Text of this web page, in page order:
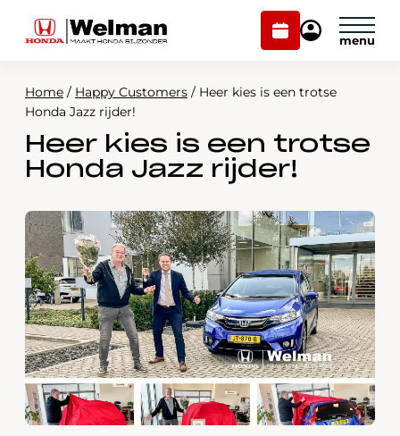
Plan
onderhoud
Mijn
Modellen
Voorraad
Over ons
Webshop
Contact
Plan onderhoud
Home / Happy Customers / Heer kies is een trotse
Honda Jazz rijder!
Heer kies is een trotse
Honda Jazz rijder!